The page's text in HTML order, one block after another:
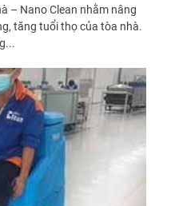
– Nano Clean nhằm nâng
tăng tuổi thọ của tòa nhà.